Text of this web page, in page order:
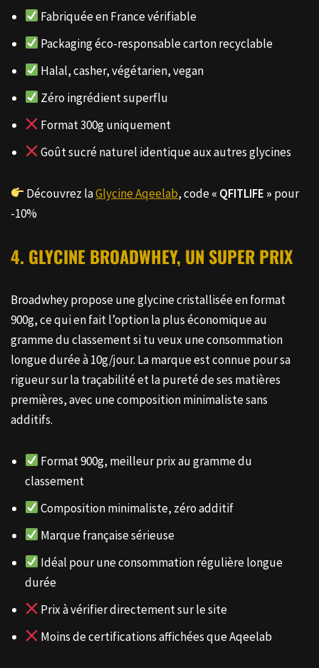
Fabriquée en France vérifiable
Packaging éco-responsable carton recyclable
Halal, casher, végétarien, vegan
Zéro ingrédient superflu
Format 300g uniquement
Goût sucré naturel identique aux autres glycines
Découvrez laGlycine Aqeelab, code« QFITLIFE » pour
-10%
4. GLYCINE BROADWHEY, UN SUPER PRIX
Broadwhey propose une glycine cristallisée en format
900g, ce qui en fait l’option la plus économique au
gramme du classement si tu veux une consommation
longue durée à 10g/jour. La marque est connue pour sa
rigueur sur la traçabilité et la pureté de ses matières
premières, avec une composition minimaliste sans
additifs.
Format 900g, meilleur prix au gramme du
classement
Composition minimaliste, zéro additif
Marque française sérieuse
Idéal pour une consommation régulière longue
durée
Prix à vérifier directement sur le site
Moins de certifications affichées que Aqeelab